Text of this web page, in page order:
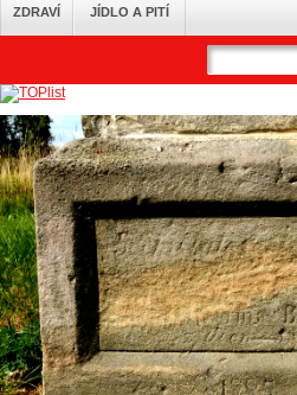
ZDRAVÍ JÍDLO A PITÍ